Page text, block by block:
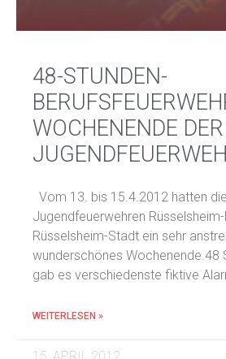
48-STUNDEN-
WOCHENENDE DER
Vom 13. bis 15.4.2012 hatten die
Jugendfeuerwehren
Rüsselsheim-Stadt ein sehr
wunderschönes Wochenende.48
gab es verschiedenste fiktive
WEITERLESEN »